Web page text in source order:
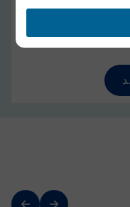
للتأمين على الحياة
في سنين